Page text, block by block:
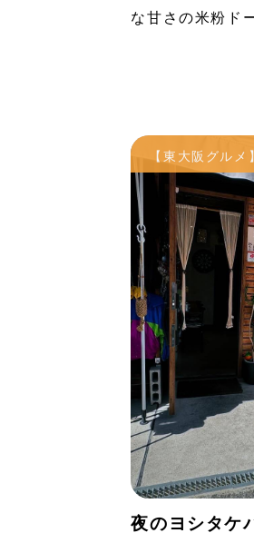
な甘さの米粉ド
【東大阪グルメ
夜のヨシタケ